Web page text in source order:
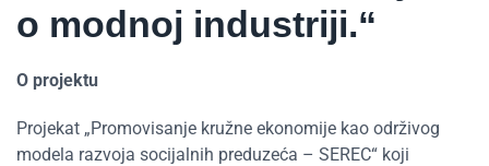
o modnoj industriji.“
O projektu
Projekat „Promovisanje kružne ekonomije kao održivog
modela razvoja socijalnih preduzeća – SEREC“ koji